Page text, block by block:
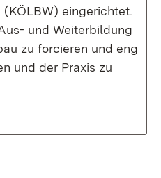
eingerichtet.
und Weiterbildung
zu forcieren und eng
und der Praxis zu